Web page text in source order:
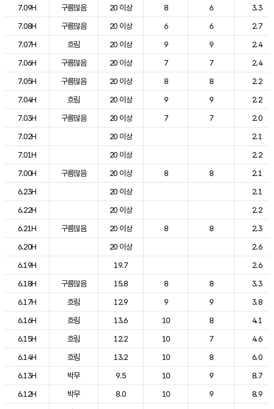
7.09H
구름많음 20 이상 8 6
3.3
7.08H
구름많음 20 이상 6 6
2.7
7.07H
흐림 20 이상 9 9
2.4
7.06H
구름많음 20 이상 7 7
2.4
7.05H
구름많음 20 이상 8 8
2.2
7.04H
흐림 20 이상 9 9
2.2
7.03H
구름많음 20 이상 7 7
2.0
7.02H
20 이상
2.1
7.01H
20 이상
2.2
7.00H
구름많음 20 이상 8 8
2.1
6.23H
20 이상
2.1
6.22H
20 이상
2.2
6.21H
구름많음 20 이상 8 8
2.3
6.20H
20 이상
2.6
6.19H
19.7
2.6
6.18H
구름많음 15.8 8 8
3.3
6.17H
흐림 12.9 9 9
3.8
6.16H
흐림 13.6 10 8
4.1
6.15H
흐림 12.2 10 7
4.6
6.14H
흐림 13.2 10 8
6.0
6.13H
박무 9.5 10 9
8.7
6.12H
박무 8.0 10 9
8.9